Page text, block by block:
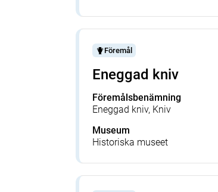
Föremål
Eneggad kniv
Föremålsbenämning
Eneggad kniv, Kniv
Museum
Historiska museet